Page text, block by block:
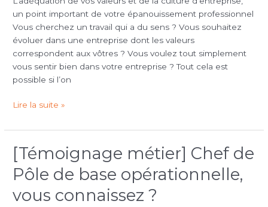
un point important de votre épanouissement professionnel
Vous cherchez un travail qui a du sens ? Vous souhaitez
évoluer dans une entreprise dont les valeurs
correspondent aux vôtres ? Vous voulez tout simplement
vous sentir bien dans votre entreprise ? Tout cela est
possible si l’on
Lire la suite »
[Témoignage métier] Chef de
Pôle de base opérationnelle,
vous connaissez ?
[Témoignage
métier]
Chef
Pôle